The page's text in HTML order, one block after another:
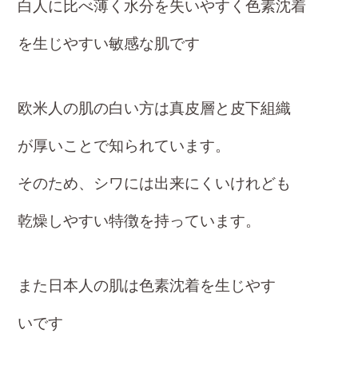
白人に比べ薄く水分を失いやすく色素沈着
を生じやすい敏感な肌です
欧米人の肌の白い方は真皮層と皮下組織
が厚いことで知られています。
そのため、シワには出来にくいけれども
乾燥しやすい特徴を持っています。
また日本人の肌は色素沈着を生じやす
いです